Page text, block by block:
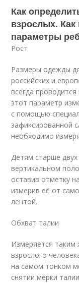
Как
взрослых.
параметры
Рост
Размеры одежды
российских и
всегда
этот параметр
с помощью
зафиксированной
необходимо
Детям старше
вертикальном
оставив отметку
измерив её от
лентой.
Обхват талии
Измеряется таким
взрослого
на самом тонком
снятии мерки